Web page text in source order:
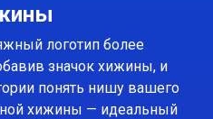
логотип более
значок хижины, и
понять нишу вашего
хижины — идеальный